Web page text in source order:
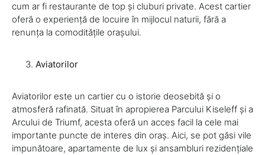
cum ar fi restaurante de top și cluburi private. Acest cartier
oferă o experiență de locuire în mijlocul naturii, fără a
renunța la comoditățile orașului.
Aviatorilor
Aviatorilor este un cartier cu o istorie deosebită și o
atmosferă rafinată. Situat în apropierea Parcului Kiseleff și a
Arcului de Triumf, acesta oferă un acces facil la cele mai
importante puncte de interes din oraș. Aici, se pot găsi vile
impunătoare, apartamente de lux și ansambluri rezidențiale